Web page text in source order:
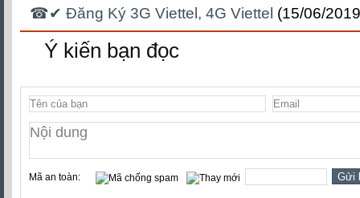
☎✔‎ Đăng Ký 3G Viettel, 4G Viettel (15/06/
Ý kiến bạn đọc
Mã an toàn: